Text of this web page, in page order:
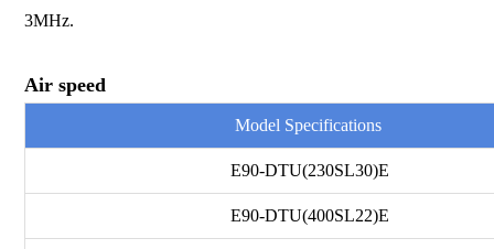
3MHz.
Air speed
Model Specifications
E90-DTU(230SL30)E
E90-DTU(400SL22)E